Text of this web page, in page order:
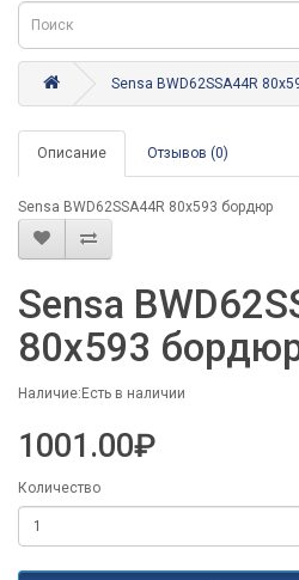
Sensa BWD62SSA44R
Описание Отзывов (0)
Sensa BWD62SSA44R 80x593 бордюр
Sensa
80x593
Наличие:Есть в наличии
1001.00₽
Количество